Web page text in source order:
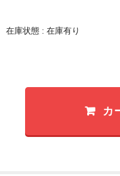
在庫状態 : 在庫有り